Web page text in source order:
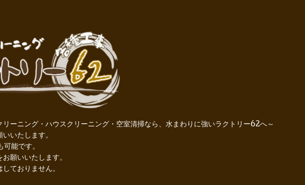
ーニング・ハウスクリーニング・空室清掃なら、水まわりに強いラクトリー62へ～
いたします。
能です。
願いいたします。
ておりません。